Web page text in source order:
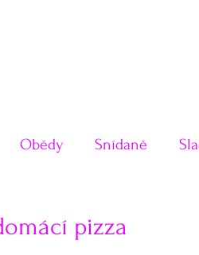
Obědy Snídaně
pizza